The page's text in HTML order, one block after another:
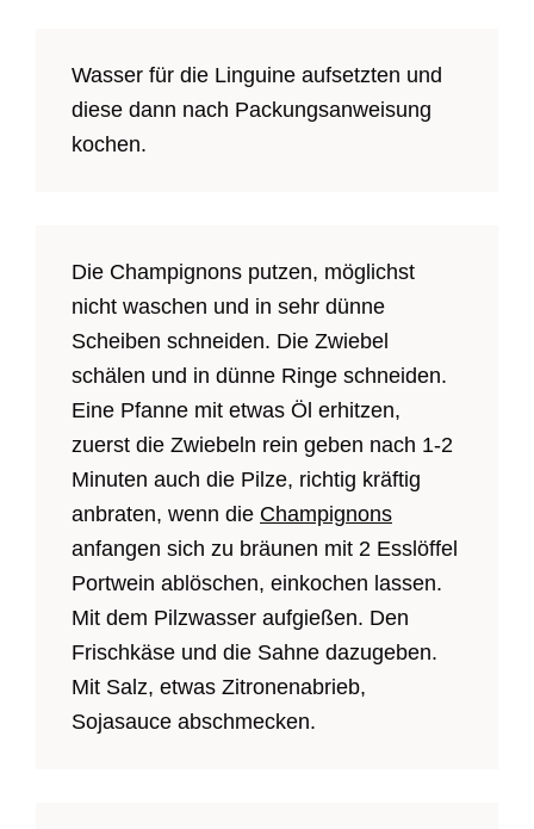
Wasser für die Linguine aufsetzten und
diese dann nach Packungsanweisung
kochen.
Die Champignons putzen, möglichst
nicht waschen und in sehr dünne
Scheiben schneiden. Die Zwiebel
schälen und in dünne Ringe schneiden.
Eine Pfanne mit etwas Öl erhitzen,
zuerst die Zwiebeln rein geben nach 1-2
Minuten auch die Pilze, richtig kräftig
anbraten, wenn die Champignons
anfangen sich zu bräunen mit 2 Esslöffel
Portwein ablöschen, einkochen lassen.
Mit dem Pilzwasser aufgießen. Den
Frischkäse und die Sahne dazugeben.
Mit Salz, etwas Zitronenabrieb,
Sojasauce abschmecken.